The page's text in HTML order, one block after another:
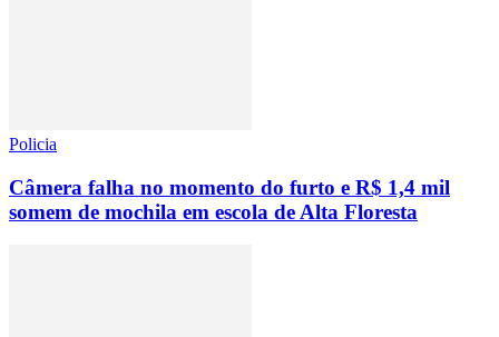
Policia
Câmera falha no momento do furto e R$ 1,4 mil
somem de mochila em escola de Alta Floresta